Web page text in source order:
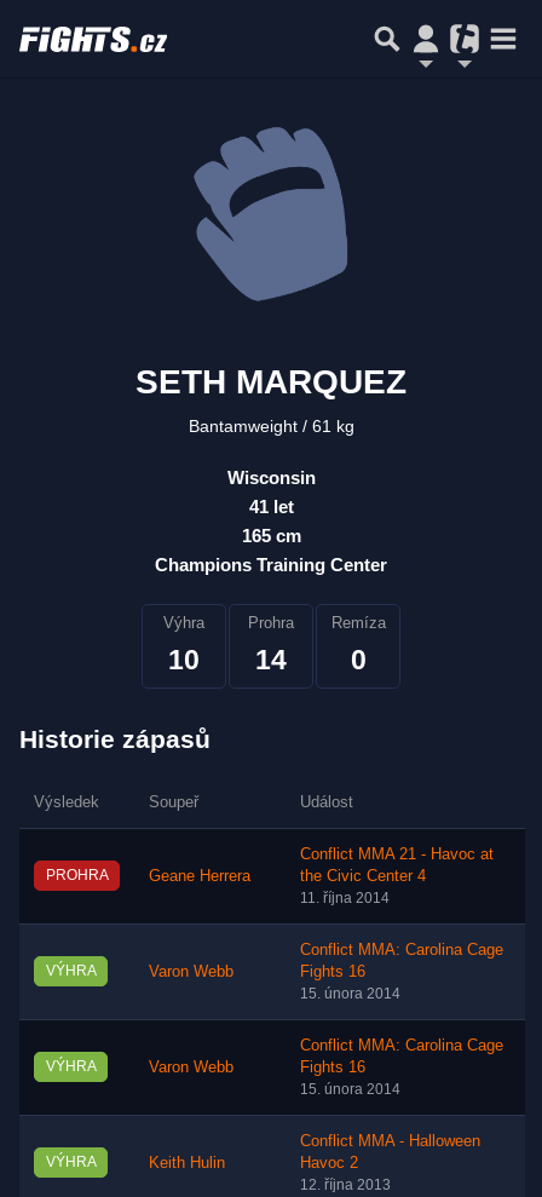
SETH MARQUEZ
Bantamweight 61 kg
Wisconsin
41 let
165 cm
Champions Training Center
Výhra
10
Prohra
14
Remíza
0
Historie zápasů
Výsledek Soupeř Událost
PROHRA Geane Herrera
Conflict MMA 21 - Havoc at
the Civic Center 4
11. října 2014
VÝHRA Varon Webb
Conflict MMA: Carolina Cage
Fights 16
15. února 2014
VÝHRA Varon Webb
Conflict MMA: Carolina Cage
Fights 16
15. února 2014
VÝHRA Keith Hulin
Conflict MMA - Halloween
Havoc 2
12. října 2013